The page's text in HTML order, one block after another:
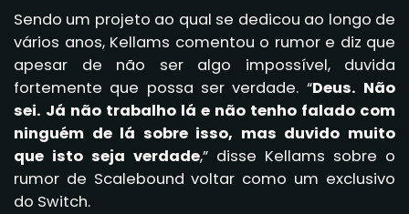
Sendo um projeto ao qual se dedicou ao longo de
vários anos, Kellams comentou o rumor e diz que
apesar de não ser algo impossível, duvida
fortemente que possa ser verdade. “Deus. Não
sei. Já não trabalho lá e não tenho falado com
ninguém de lá sobre isso, mas duvido muito
que isto seja verdade,” disse Kellams sobre o
rumor de Scalebound voltar como um exclusivo
do Switch.